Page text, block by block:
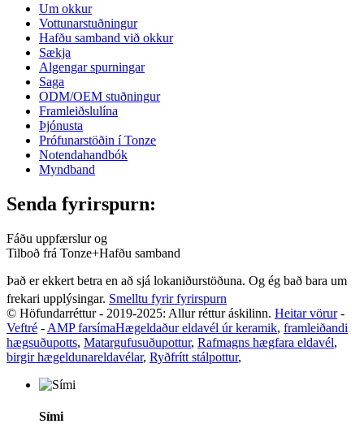
Um okkur
Vottunarstuðningur
Hafðu samband við okkur
Sækja
Algengar spurningar
Saga
ODM/OEM stuðningur
Framleiðslulína
Þjónusta
Prófunarstöðin í Tonze
Notendahandbók
Myndband
Senda fyrirspurn:
Fáðu uppfærslur og
Tilboð frá Tonze+Hafðu samband
Það er ekkert betra en að sjá lokaniðurstöðuna. Og ég bað bara um
frekari upplýsingar. Smelltu fyrir fyrirspurn
© Höfundarréttur - 2019-2025: Allur réttur áskilinn. Heitar vörur-
Veftré - AMP farsímaHægeldaður eldavél úr keramik, framleiðandi
hægsuðupotts, Matargufusuðupottur, Rafmagns hægfara eldavél,
birgir hægeldunareldavélar, Ryðfrítt stálpottur,
Sími